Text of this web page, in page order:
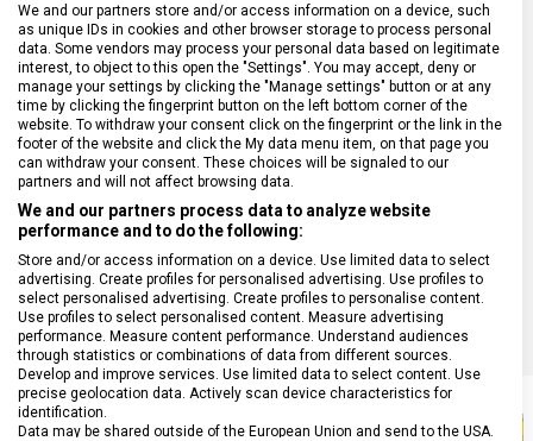
UZAMYKATELNÁ ČEPEL Ano
POČET FUNKCÍ 12
VELIKOST 11,1 x 1,85 cm
MATERIÁL Polyamid
BARVA Červená
We and our partners store and/or access information on a device, such
as unique IDs in cookies and other browser storage to process personal
data. Some vendors may process your personal data based on legitimate
interest, to object to this open the "Settings". You may accept, deny or
manage your settings by clicking the "Manage settings" button or at any
time by clicking the fingerprint button on the left bottom corner of the
website. To withdraw your consent click on the fingerprint or the link in the
footer of the website and click the My data menu item, on that page you
can withdraw your consent. These choices will be signaled to our
partners and will not affect browsing data.
We and our partners process data to analyze website
performance and to do the following:
Store and/or access information on a device. Use limited data to select
advertising. Create profiles for personalised advertising. Use profiles to
select personalised advertising. Create profiles to personalise content.
Use profiles to select personalised content. Measure advertising
performance. Measure content performance. Understand audiences
through statistics or combinations of data from different sources.
Develop and improve services. Use limited data to select content. Use
precise geolocation data. Actively scan device characteristics for
identification.
Data may be shared outside of the European Union and send to the USA.